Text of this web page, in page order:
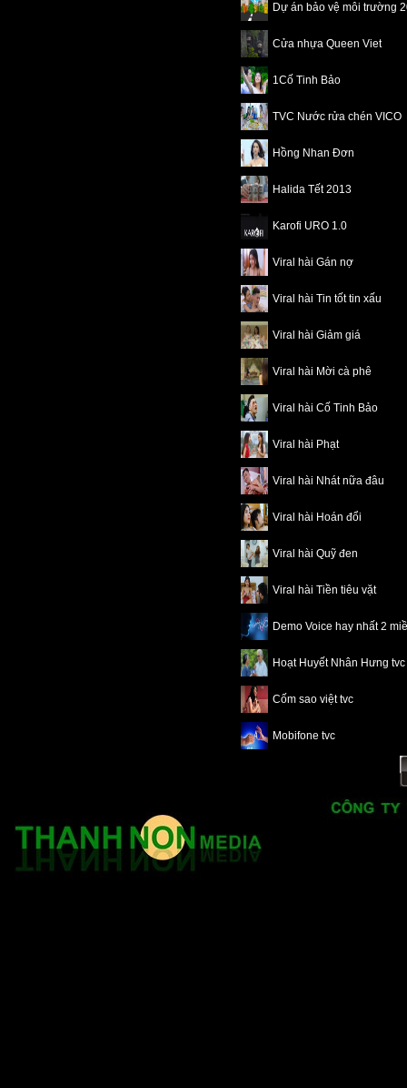
Dự án bảo vệ môi trường
Cửa nhựa Queen Viet
1Cố Tinh Bảo
TVC Nước rửa chén VICO
Hồng Nhan Đơn
Halida Tết 2013
Karofi URO 1.0
Viral hài Gán nợ
Viral hài Tin tốt tin xấu
Viral hài Giảm giá
Viral hài Mời cà phê
Viral hài Cố Tinh Bảo
Viral hài Phạt
Viral hài Nhát nữa đâu
Viral hài Hoán đổi
Viral hài Quỹ đen
Viral hài Tiền tiêu vặt
Demo Voice hay nhất 2
Hoạt Huyết Nhân Hưng tvc
Cốm sao việt tvc
Mobifone tvc